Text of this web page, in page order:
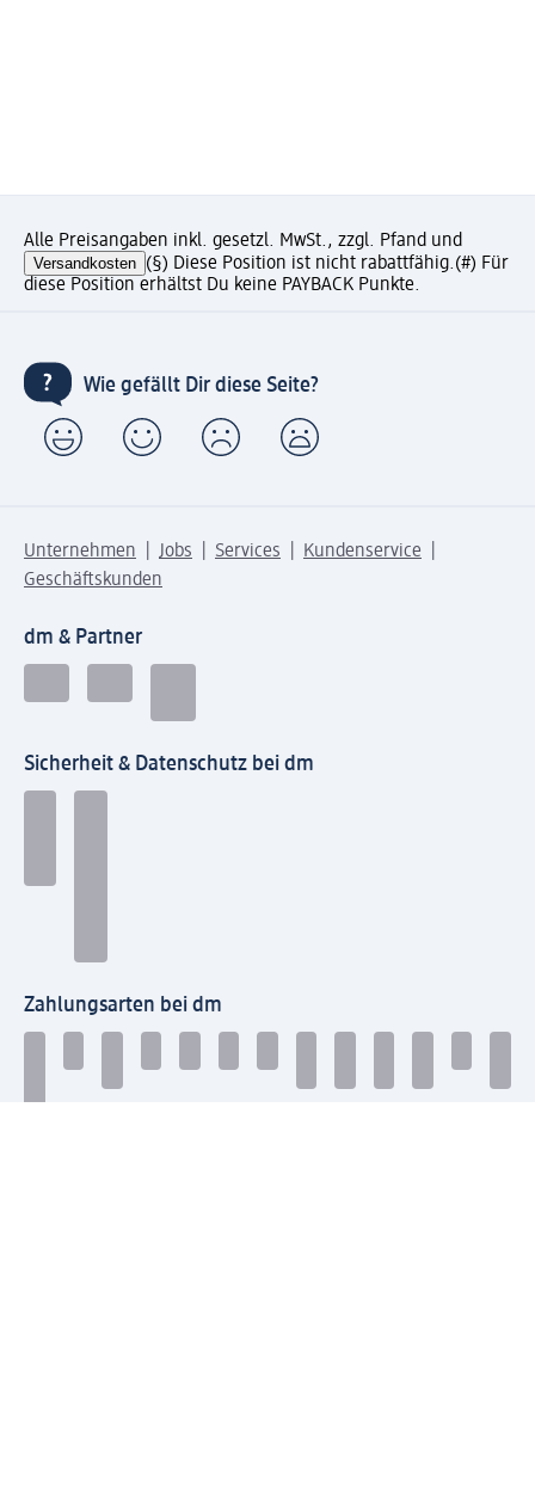
Alle Preisangaben inkl. gesetzl. MwSt., zzgl. Pfand und
Versandkosten (§) Diese Position ist nicht rabattfähig.(#) Für
diese Position erhältst Du keine PAYBACK Punkte.
Wie gefällt Dir diese Seite?
Unternehmen Jobs Services
Kundenservice
Geschäftskunden
dm & Partner
Sicherheit & Datenschutz bei dm
Zahlungsarten bei dm